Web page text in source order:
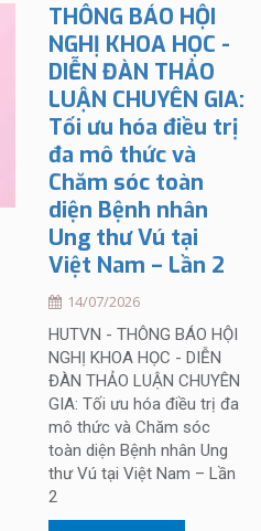
THÔNG BÁO HỘI
NGHỊ KHOA HỌC -
DIỄN ĐÀN THẢO
LUẬN CHUYÊN GIA:
Tối ưu hóa điều trị
đa mô thức và
Chăm sóc toàn
diện Bệnh nhân
Ung thư Vú tại
Việt Nam – Lần 2
14/07/2026
HUTVN - THÔNG BÁO HỘI
NGHỊ KHOA HỌC - DIỄN
ĐÀN THẢO LUẬN CHUYÊN
GIA: Tối ưu hóa điều trị đa
mô thức và Chăm sóc
toàn diện Bệnh nhân Ung
thư Vú tại Việt Nam – Lần
2